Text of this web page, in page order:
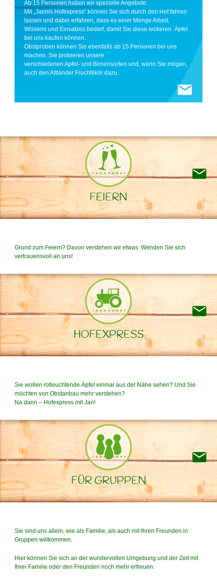
Ab 15 Personen haben wir spezielle Angebote:
Mit „Jannis Hofexpress“ können Sie sich durch den Hof fahren
lassen und dabei erfahren, dass es einer Menge Arbeit,
Wissens und Einsatzes bedarf, damit Sie diese leckeren Äpfel
bei uns kaufen können.
Obstproben können Sie ebenfalls ab 15 Personen bei uns
machen. Sie probieren unsere
verschiedenen Apfel- und Birnensorten und, wenn Sie mögen,
auch den Altländer Fruchtlikör dazu.
FEIERN
Grund zum Feiern? Davon verstehen wir etwas. Wenden Sie sich
vertrauensvoll an uns!
HOFEXPRESS
Sie wollen rotleuchtende Äpfel einmal aus der Nähe sehen? Und Sie
möchten von Obstanbau mehr verstehen?
Na dann – Hofexpress mit Jan!
FÜR GRUPPEN
Sie sind uns allein, wie als Familie, als auch mit Ihren Freunden in
Gruppen willkommen.
Hier können Sie sich an der wundervollen Umgebung und der Zeit mit
Ihrer Familie oder den Freunden noch mehr erfreuen.